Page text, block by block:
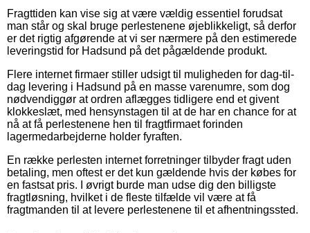
Fragttiden kan vise sig at være vældig essentiel forudsat
man står og skal bruge perlestenene øjeblikkeligt, så derfor
er det rigtig afgørende at vi ser nærmere på den estimerede
leveringstid for Hadsund på det pågældende produkt.
Flere internet firmaer stiller udsigt til muligheden for dag-til-
dag levering i Hadsund på en masse varenumre, som dog
nødvendiggør at ordren aflægges tidligere end et givent
klokkeslæt, med hensynstagen til at de har en chance for at
nå at få perlestenene hen til fragtfirmaet forinden
lagermedarbejderne holder fyraften.
En række perlesten internet forretninger tilbyder fragt uden
betaling, men oftest er det kun gældende hvis der købes for
en fastsat pris. I øvrigt burde man udse dig den billigste
fragtløsning, hvilket i de fleste tilfælde vil være at få
fragtmanden til at levere perlestenene til et afhentningssted.